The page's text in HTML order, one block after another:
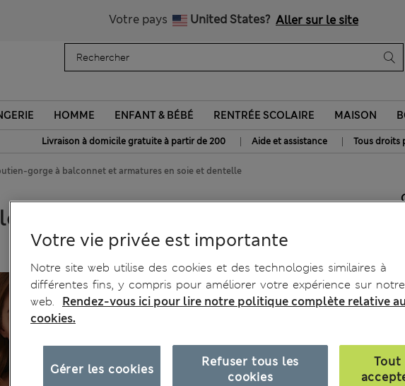
Votre pays United States? Aller sur le site
HOMME ENFANT & BÉBÉ RENTRÉE SCOLAIRE MAISON
Livraison à domicile gratuite à partir de 200 | Aide et assistance | Tous droits
gorge à balconnet et armatures en soie et dentelle
et armatures en soie et
Votre vie privée est importante
Notre site web utilise des cookies et des technologies similaires à
différentes fins, y compris pour améliorer votre expérience sur
web.
Rendez-vous ici pour lire notre politique complète relative
cookies.
Refuser tous les
cookies
Tout
Gérer les cookies